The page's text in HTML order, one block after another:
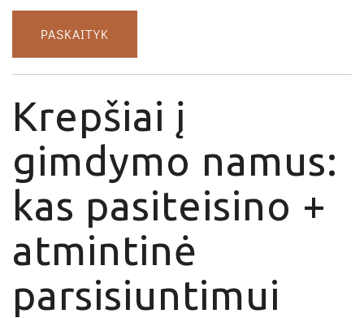
PASKAITYK
Krepšiai į
gimdymo namus:
kas pasiteisino +
atmintinė
parsisiuntimui